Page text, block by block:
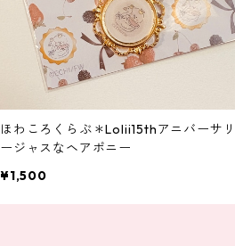
ほわころくらぶ＊Lolii15thアニバーサ
ージャスなヘアポニー
¥1,500